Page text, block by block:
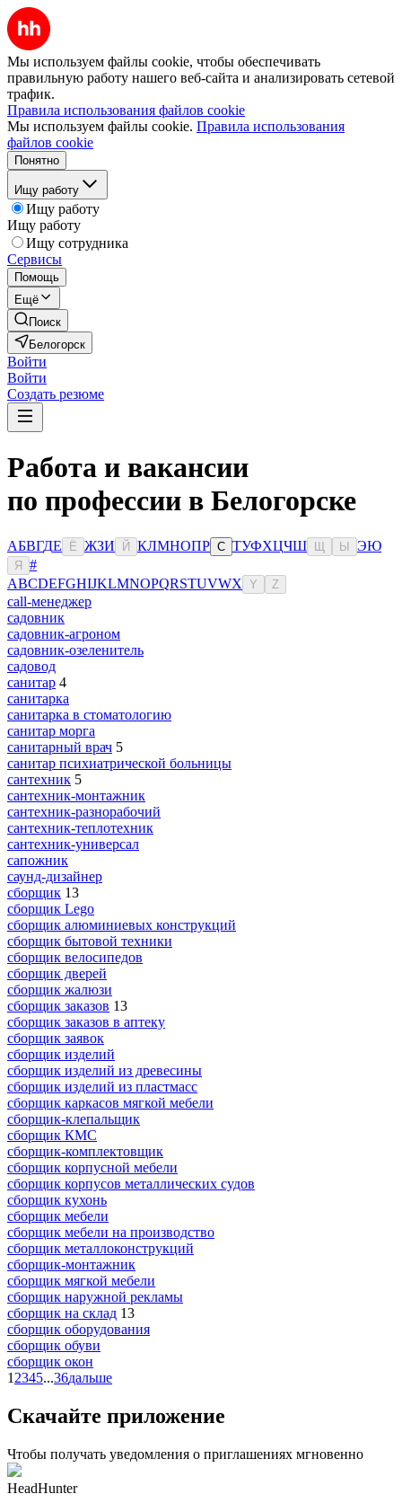
Мы используем файлы cookie, чтобы обеспечивать
правильную работу нашего веб-сайта и анализировать сетевой
трафик.
Правила использования файлов cookie
Мы используем файлы cookie. Правила использования
файлов cookie
Понятно
Ищу работу
Ищу работу
Ищу работу
Ищу сотрудника
Сервисы
Помощь
Ещё
Поиск
Белогорск
Войти
Войти
Создать резюме
Работа и вакансии
по профессии в Белогорске
АБВГДЕ Ё ЖЗИ Й КЛМНОПР С ТУФХЦЧШ Ы ЭЮ
Я
#
ABCDEFGHIJKLMNOPQRSTUVWX Y Z
сall-менеджер
садовник
садовник-агроном
садовник-озеленитель
садовод
санитар 4
санитарка
санитарка в стоматологию
санитар морга
санитарный врач 5
санитар психиатрической больницы
сантехник 5
сантехник-монтажник
сантехник-разнорабочий
сантехник-теплотехник
сантехник-универсал
сапожник
саунд-дизайнер
сборщик 13
сборщик Lego
сборщик алюминиевых конструкций
сборщик бытовой техники
сборщик велосипедов
сборщик дверей
сборщик жалюзи
сборщик заказов 13
сборщик заказов в аптеку
сборщик заявок
сборщик изделий
сборщик изделий из древесины
сборщик изделий из пластмасс
сборщик каркасов мягкой мебели
сборщик-клепальщик
сборщик КМС
сборщик-комплектовщик
сборщик корпусной мебели
сборщик корпусов металлических судов
сборщик кухонь
сборщик мебели
сборщик мебели на производство
сборщик металлоконструкций
сборщик-монтажник
сборщик мягкой мебели
сборщик наружной рекламы
сборщик на склад 13
сборщик оборудования
сборщик обуви
сборщик окон
1 2345...36дальше
Скачайте приложение
Чтобы получать уведомления о приглашениях мгновенно
HeadHunter